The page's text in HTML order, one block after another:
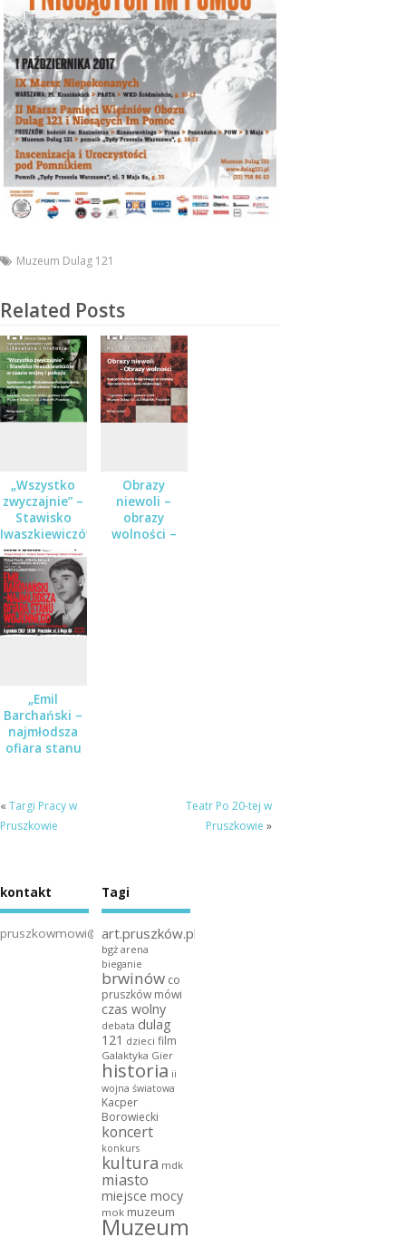
Muzeum Dulag 121
Related Posts
„Wszystko
zwyczajnie” –
Stawisko
Iwaszkiewiczów
w czasie
wojny i
pokoju
Obrazy
niewoli –
obrazy
wolności –
„Emil
Barchański –
najmłodsza
ofiara stanu
Dulag 121
« Targi Pracy w
Pruszkowie
Teatr Po 20-tej w
Pruszkowie »
kontakt
pruszkowmowi@gmail.com
Tagi
art.pruszków.pl
bgż arena
bieganie
brwinów co
pruszków mówi
czas wolny
debata dulag
121 dzieci film
Galaktyka Gier
historia ii
wojna światowa
Kacper
Borowiecki
koncert
konkurs
kultura mdk
miasto
miejsce mocy
mok muzeum
Muzeum